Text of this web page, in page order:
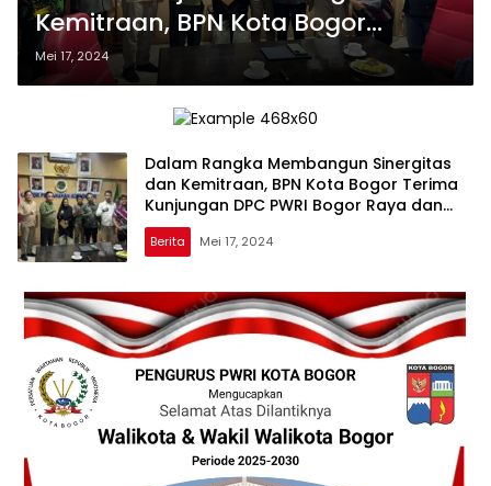
Kemitraan, BPN Kota Bogor
Terima Kunjungan DPC PWRI
Bogor Raya
Mei 17, 2024
Dalam Rangka Membangun Sinergitas
dan Kemitraan, BPN Kota Bogor Terima
Kunjungan DPC PWRI Bogor Raya dan
Ormas Gibas Bogor Utara
Berita Mei 17, 2024